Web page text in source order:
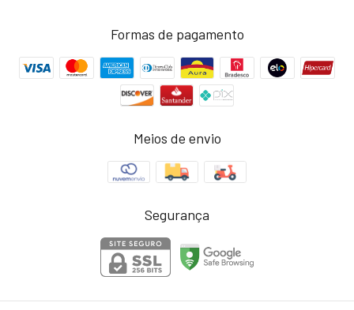
Formas de pagamento
Meios de envio
Segurança